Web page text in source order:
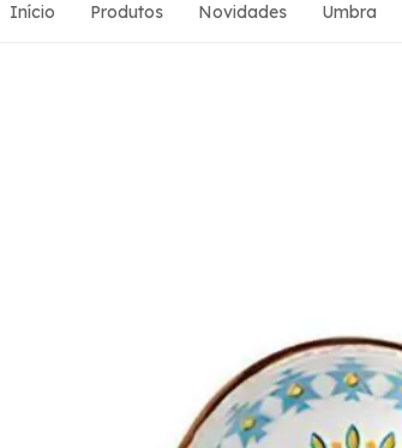
Início Produtos Novidades Umbra